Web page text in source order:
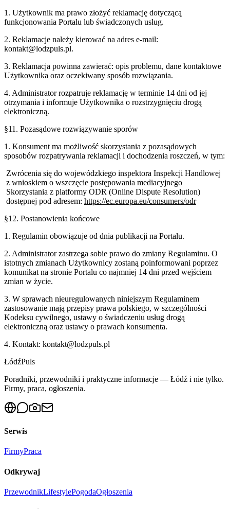
1. Użytkownik ma prawo złożyć reklamację dotyczącą
funkcjonowania Portalu lub świadczonych usług.
2. Reklamacje należy kierować na adres e-mail:
kontakt@lodzpuls.pl.
3. Reklamacja powinna zawierać: opis problemu, dane kontaktowe
Użytkownika oraz oczekiwany sposób rozwiązania.
4. Administrator rozpatruje reklamację w terminie 14 dni od jej
otrzymania i informuje Użytkownika o rozstrzygnięciu drogą
elektroniczną.
§11. Pozasądowe rozwiązywanie sporów
1. Konsument ma możliwość skorzystania z pozasądowych
sposobów rozpatrywania reklamacji i dochodzenia roszczeń, w tym:
Zwrócenia się do wojewódzkiego inspektora Inspekcji Handlowej
z wnioskiem o wszczęcie postępowania mediacyjnego
Skorzystania z platformy ODR (Online Dispute Resolution)
dostępnej pod adresem: https://ec.europa.eu/consumers/odr
§12. Postanowienia końcowe
1. Regulamin obowiązuje od dnia publikacji na Portalu.
2. Administrator zastrzega sobie prawo do zmiany Regulaminu. O
istotnych zmianach Użytkownicy zostaną poinformowani poprzez
komunikat na stronie Portalu co najmniej 14 dni przed wejściem
zmian w życie.
3. W sprawach nieuregulowanych niniejszym Regulaminem
zastosowanie mają przepisy prawa polskiego, w szczególności
Kodeksu cywilnego, ustawy o świadczeniu usług drogą
elektroniczną oraz ustawy o prawach konsumenta.
4. Kontakt: kontakt@lodzpuls.pl
ŁódźPuls
Poradniki, przewodniki i praktyczne informacje — Łódź i nie tylko.
Firmy, praca, ogłoszenia.
Serwis
FirmyPraca
Odkrywaj
PrzewodnikLifestylePogodaOgłoszenia